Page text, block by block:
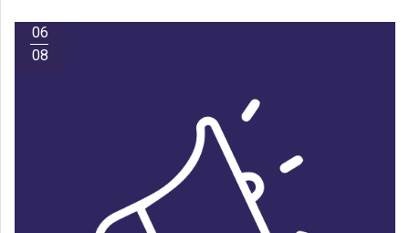
06
08